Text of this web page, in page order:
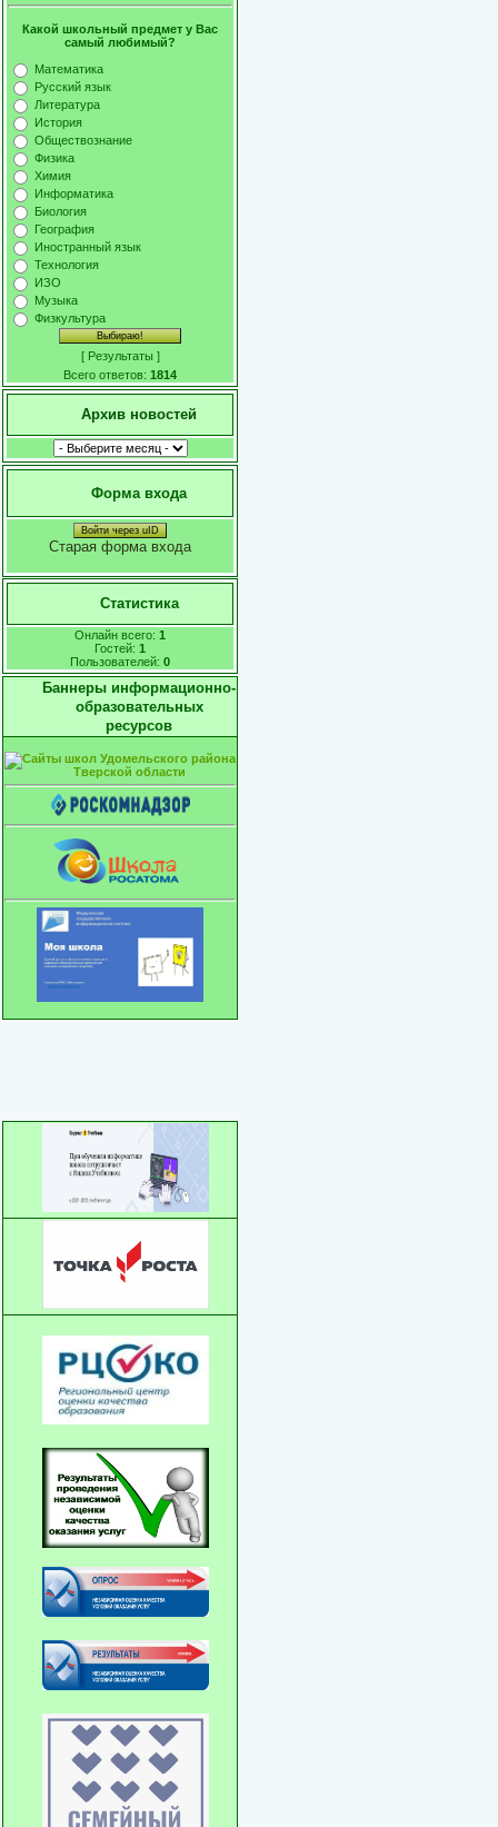
Какой школьный предмет у Вас
самый любимый?
Математика
Русский язык
Литература
История
Обществознание
Физика
Химия
Информатика
Биология
География
Иностранный язык
Технология
ИЗО
Музыка
Физкультура
[ Результаты ]
Всего ответов: 1814
Архив новостей
Форма входа
Войти через uID
Старая форма входа
Статистика
Онлайн всего: 1
Гостей: 1
Пользователей: 0
Баннеры информационно-
образовательных
ресурсов